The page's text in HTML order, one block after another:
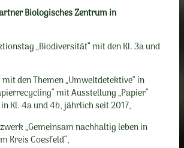
Biologisches Zentrum in
„Biodiversität“ mit den Kl. 3a und
den Themen „Umweltdetektive“ in
mit Ausstellung „Papier“
Kl. 4a und 4b, jährlich seit 2017,
„Gemeinsam nachhaltig leben in
Kreis Coesfeld“,